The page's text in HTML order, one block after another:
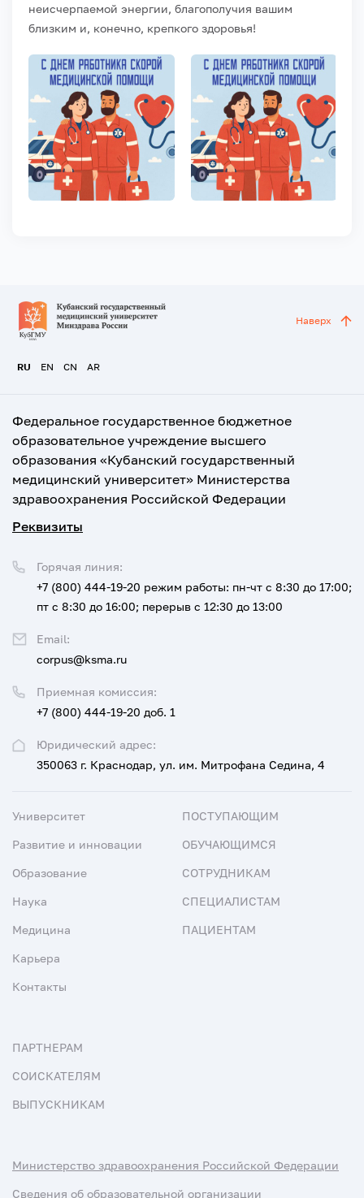
неисчерпаемой энергии, благополучия вашим
близким и, конечно, крепкого здоровья!
RU EN CN AR
Наверх
Федеральное государственное бюджетное
образовательное учреждение высшего
образования «Кубанский государственный
медицинский университет» Министерства
здравоохранения Российской Федерации
Реквизиты
Юридический адрес:
350063 г. Краснодар, ул. им. Митрофана Седина, 4
Приемная комиссия:
+7 (800) 444-19-20 доб. 1
Горячая линия:
+7 (800) 444-19-20 режим работы: пн-чт с 8:30 до 17:00;
пт с 8:30 до 16:00; перерыв с 12:30 до 13:00
Email:
corpus@ksma.ru
Университет
Развитие и инновации
Образование
Наука
Медицина
Карьера
Контакты
ПОСТУПАЮЩИМ
ОБУЧАЮЩИМСЯ
СОТРУДНИКАМ
СПЕЦИАЛИСТАМ
ПАЦИЕНТАМ
ПАРТНЕРАМ
СОИСКАТЕЛЯМ
ВЫПУСКНИКАМ
Министерство здравоохранения Российской Федерации
Сведения об образовательной организации